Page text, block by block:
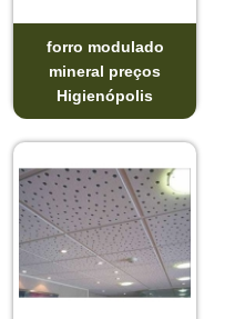
forro modulado
mineral preços
Higienópolis